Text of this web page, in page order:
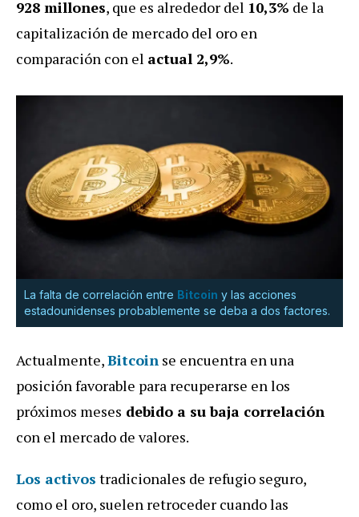
928 millones, que es alrededor del 10,3% de la
capitalización de mercado del oro en
comparación con el actual 2,9%.
La falta de correlación entre Bitcoin y las acciones
estadounidenses probablemente se deba a dos factores.
Actualmente,Bitcoin se encuentra en una
posición favorable para recuperarse en los
próximos meses debido a su baja correlación
con el mercado de valores.
Los activos tradicionales de refugio seguro,
como el oro, suelen retroceder cuando las